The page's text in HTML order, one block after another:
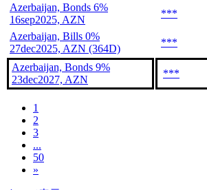
Azerbaijan, Bonds 6%
16sep2025, AZN
***
Azerbaijan, Bills 0%
27dec2025, AZN (364D)
***
Azerbaijan, Bonds 9%
23dec2027, AZN
***
1
2
3
...
50
»